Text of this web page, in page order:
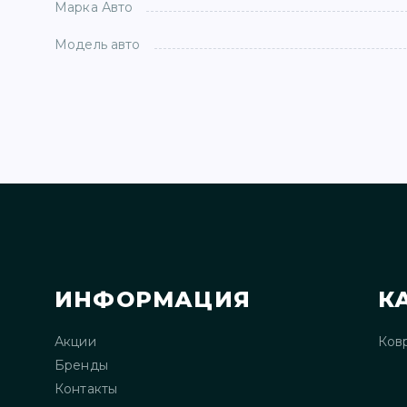
Марка Авто
Модель авто
ИНФОРМАЦИЯ
Акции
Бренды
Контакты